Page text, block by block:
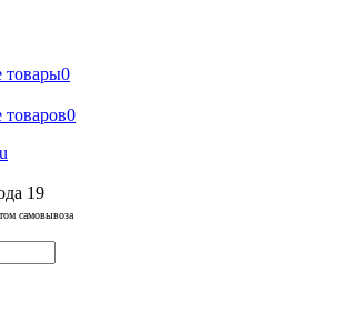
товары0
0
19
самовывоза